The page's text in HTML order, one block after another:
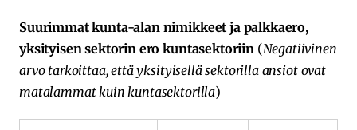
Suurimmat kunta-alan nimikkeet ja palkkaero,
yksityisen sektorin ero kuntasektoriin (Negatiivinen
arvo tarkoittaa, että yksityisellä sektorilla ansiot ovat
matalammat kuin kuntasektorilla)